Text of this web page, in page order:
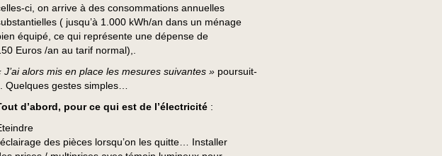
ci, on arrive à des consommations annuelles
( jusqu’à 1.000 kWh/an dans un ménage
équipé, ce qui représente une dépense de
Euros /an au tarif normal),.
J’ai alors mis en place les mesures suivantes » poursuit-
Quelques gestes simples…
d’abord, pour ce qui est de l’électricité :
des pièces lorsqu’on les quitte… Installer